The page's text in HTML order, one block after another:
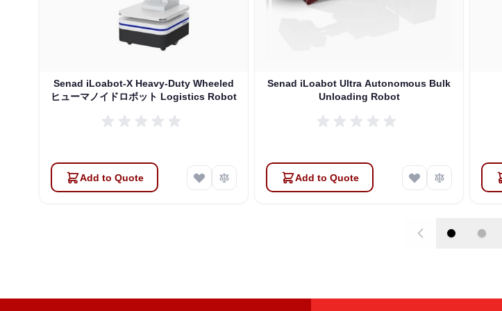
Senad iLoabot-X Heavy-Duty Wheeled
ヒューマノイドロボット Logistics Robot
Add to Quote
Senad iLoabot Ultra Autonomous Bulk
Unloading Robot
Add to Quote